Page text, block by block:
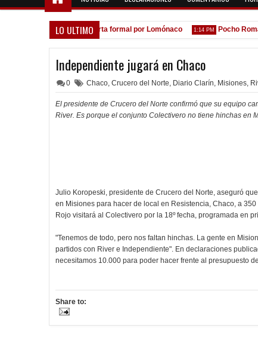
LO ULTIMO
A la espera de la oferta formal por Lomónaco 1:14 PM Pocho Román,
Independiente jugará en Chaco
0 Chaco, Crucero del Norte, Diario Clarín, Misiones,
El presidente de Crucero del Norte confirmó que su equipo
River. Es porque el conjunto Colectivero no tiene hinchas en
Julio Koropeski, presidente de Crucero del Norte, aseguró
en Misiones para hacer de local en Resistencia, Chaco, a
Rojo visitará al Colectivero por la 18º fecha, programada en
"Tenemos de todo, pero nos faltan hinchas. La gente en
partidos con River e Independiente". En declaraciones
necesitamos 10.000 para poder hacer frente al presupuesto
Share to: